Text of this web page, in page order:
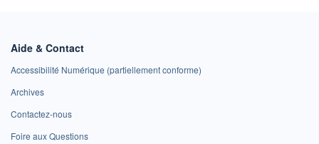
Aide & Contact
Accessibilité Numérique (partiellement conforme)
Archives
Contactez-nous
Foire aux Questions